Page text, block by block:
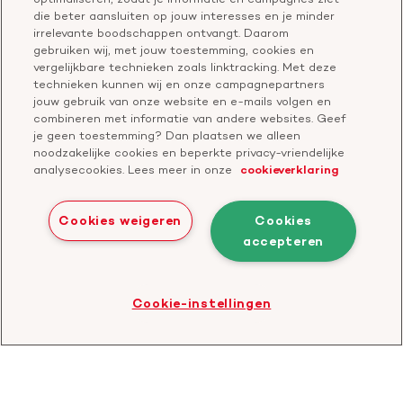
Geef ter nagedachtenis
Start een actie
Vragen over donateurschap
Klachtenformulier
Check je gesprek
Doneer
Bezoek
onze
Facebook
Bezoek
ons
YouTube
Bezoek
onze
LinkedIn
Bezoek
onze
TikTok
profiel
Bezoek
onze
Twitter
profiel
Bezoek
onze
Threads
profiel
Privacyverklaring
Bezoek
die beter aansluiten op jouw interesses en je minder
irrelevante boodschappen ontvangt. Daarom
gebruiken wij, met jouw toestemming, cookies en
vergelijkbare technieken zoals linktracking. Met deze
technieken kunnen wij en onze campagnepartners
jouw gebruik van onze website en e-mails volgen en
combineren met informatie van andere websites. Geef
je geen toestemming? Dan plaatsen we alleen
noodzakelijke cookies en beperkte privacy-vriendelijke
analysecookies. Lees meer in onze
cookieverklaring
Cookies
accepteren
Cookies weigeren
Cookie-instellingen